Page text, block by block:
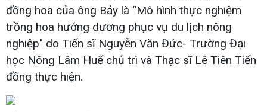
đồng hoa của ông Bảy là “Mô hình thực nghiệm
trồng hoa hướng dương phục vụ du lịch nông
nghiệp" do Tiến sĩ Nguyễn Văn Đức- Trường Đại
học Nông Lâm Huế chủ trì và Thạc sĩ Lê Tiên Tiến
đồng thực hiện.